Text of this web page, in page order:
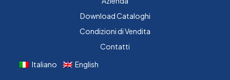
Download Cataloghi
Condizioni di Vendita
Contatti
Italiano
English